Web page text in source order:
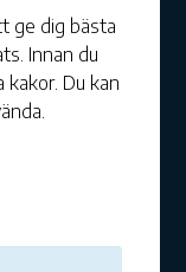
383 22
ge dig bästa
Innan du
Du kan